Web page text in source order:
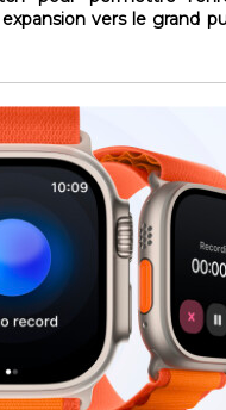
vers le grand